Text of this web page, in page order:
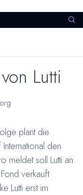
Lutti
plant die
den
meldet soll Lutti an
verkauft
Lutti erst im